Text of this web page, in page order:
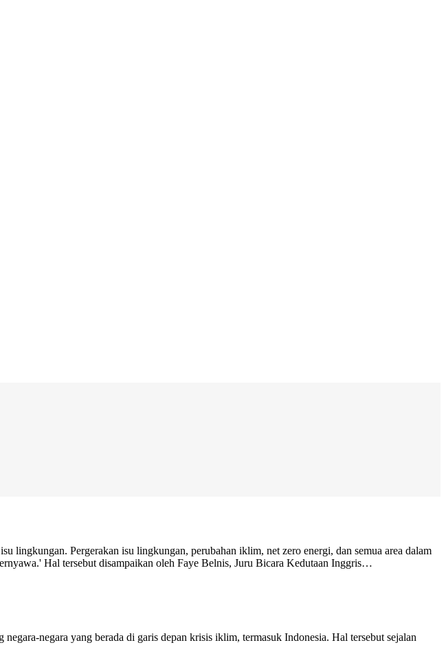
lingkungan. Pergerakan isu lingkungan, perubahan iklim, net zero energi, dan semua area dalam
Hal tersebut disampaikan oleh Faye Belnis, Juru Bicara Kedutaan Inggris…
negara yang berada di garis depan krisis iklim, termasuk Indonesia. Hal tersebut sejalan